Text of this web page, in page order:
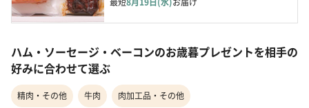
ハム・ソーセージ・ベーコンのお歳暮プレゼントを相手の
好みに合わせて選ぶ
精肉・その他 牛肉 肉加工品・その他